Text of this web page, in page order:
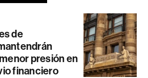
de
presión en
financiero